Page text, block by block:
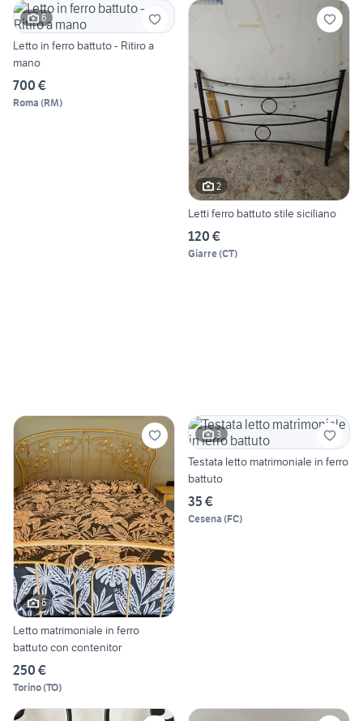
6
Letto in ferro battuto - Ritiro a
mano
700 €
Roma (RM)
2
Letti ferro battuto stile siciliano
120 €
Giarre(CT)
6
Letto matrimoniale in ferro
battuto con contenitor
250 €
Torino(TO)
3
Testata letto matrimoniale in ferro
battuto
35 €
Cesena (FC)